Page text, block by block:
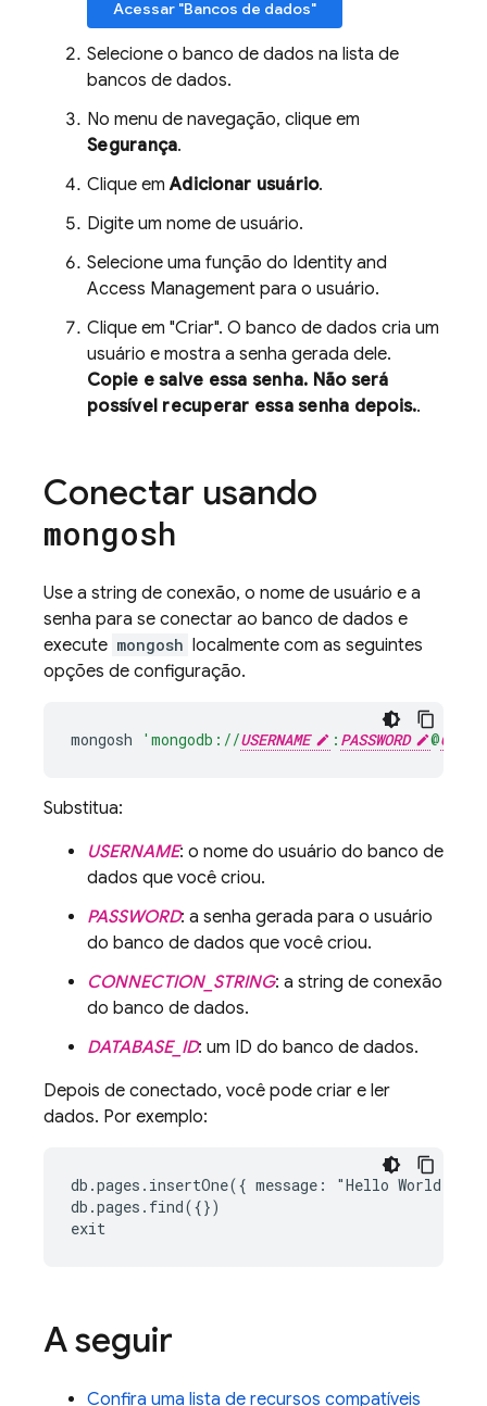
Acessar "Bancos de dados"
Selecione o banco de dados na lista de
bancos de dados.
No menu de navegação, clique em
Segurança.
Clique emAdicionar usuário.
Digite um nome de usuário.
Selecione uma função do Identity and
Access Management para o usuário.
Clique em "Criar". O banco de dados cria um
usuário e mostra a senha gerada dele.
Copie e salve essa senha. Não será
possível recuperar essa senha depois..
Conectar usando
mongosh
Use a string de conexão, o nome de usuário e a
senha para se conectar ao banco de dados e
execute mongosh localmente com as seguintes
opções de configuração.
mongosh 'mongodb://USERNAME : PASSWORD @
Substitua:
USERNAME: o nome do usuário do banco de
dados que você criou.
PASSWORD: a senha gerada para o usuário
do banco de dados que você criou.
CONNECTION_STRING: a string de conexão
do banco de dados.
DATABASE_ID: um ID do banco de dados.
Depois de conectado, você pode criar e ler
dados. Por exemplo:
db.pages.insertOne({ message: "Hello World!"})
db.pages.find({})
exit
A seguir
Confira uma lista de recursos compatíveis